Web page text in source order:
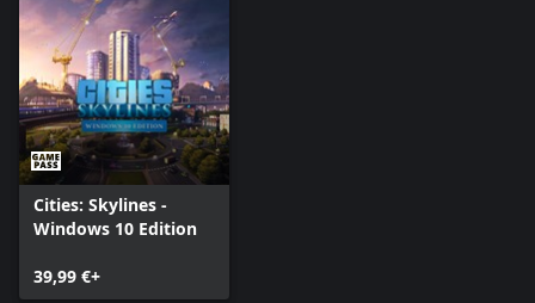
Cities: Skylines -
Windows 10 Edition
39,99 €+